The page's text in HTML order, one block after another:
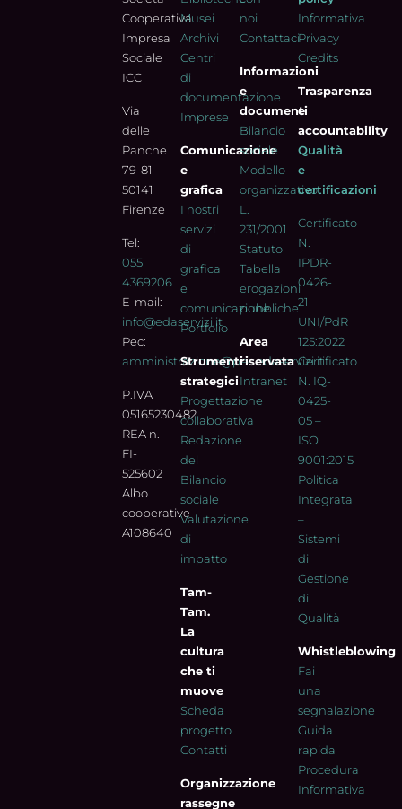
Cooperativa
Impresa
Sociale
ICC
Via
delle
Panche
79-81
50141
Firenze
Tel:
055
4369206
E-mail:
info@edaservizi.it
Pec:
amministrazione@pec.edaservizi.it
P.IVA
05165230482
REA n.
FI-
525602
Albo
cooperative
A108640
Musei
Archivi
Centri
di
documentazione
Imprese
Comunicazione
e
grafica
I nostri
servizi
di
grafica
e
comunicazione
Portfolio
Strumenti
strategici
Progettazione
collaborativa
Redazione
del
Bilancio
sociale
Valutazione
di
impatto
Tam-
Tam.
La
cultura
che ti
muove
Scheda
progetto
Contatti
Organizzazione
rassegne
noi
Contattaci
Informazioni
e
documenti
Bilancio
sociale
Modello
organizzativo
L.
231/2001
Statuto
Tabella
erogazioni
pubbliche
Area
riservata
Intranet
Informativa
Privacy
Credits
Trasparenza
e
accountability
Qualità
e
certificazioni
Certificato
N.
IPDR-
0426-
21 –
UNI/PdR
125:2022
Certificato
N. IQ-
0425-
05 –
ISO
9001:2015
Politica
Integrata
–
Sistemi
di
Gestione
di
Qualità
Whistleblowing
Fai
una
segnalazione
Guida
rapida
Procedura
Informativa